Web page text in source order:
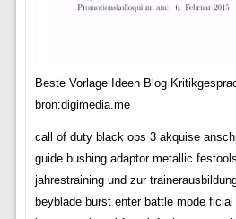
Beste Vorlage Ideen Blog
bron:digimedia.me
call of duty black ops 3 akquise
guide bushing adaptor metallic
jahrestraining und zur
beyblade burst enter battle mode